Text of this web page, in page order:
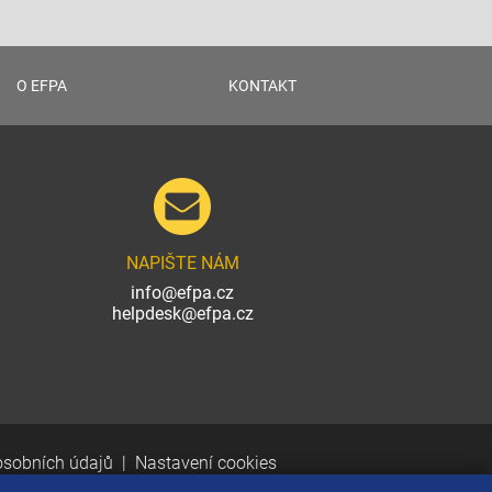
O EFPA KONTAKT
NAPIŠTE NÁM
info@efpa.cz
helpdesk@efpa.cz
údajů Nastavení cookies